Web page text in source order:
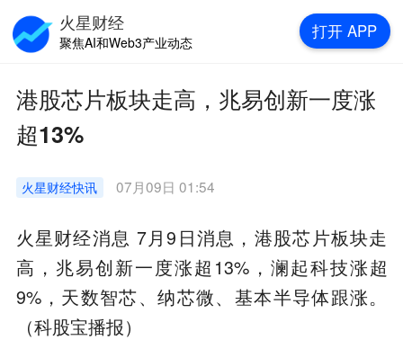
港股芯片板块走高，兆易创新一度涨
超13%
火星财经快讯 07月09日 01:54
火星财经消息 7月9日消息，港股芯片板块走
高，兆易创新一度涨超13%，澜起科技涨超
9%，天数智芯、纳芯微、基本半导体跟涨。
（科股宝播报）
火星财经
聚焦AI和Web3产业动态
打开 APP